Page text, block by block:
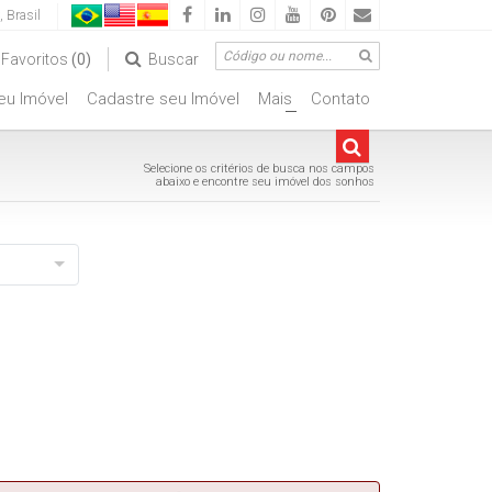
, Brasil
Buscar
Favoritos (0)
Contato
+
Mais
Cadastre seu Imóvel
Imóvel
Selecione os critérios de busca nos campos
abaixo e encontre seu imóvel dos sonhos